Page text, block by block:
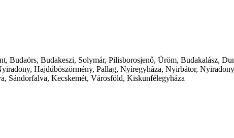
Budaörs, Budakeszi, Solymár, Pilisborosjenő, Üröm, Budakalász,
Hajdúböszörmény, Pallag, Nyíregyháza, Nyirbátor,
Sándorfalva, Kecskemét, Városföld, Kiskunfélegyháza